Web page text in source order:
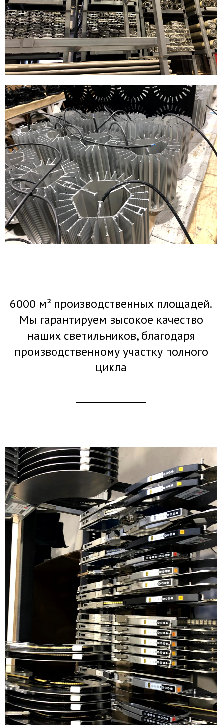
6000 м² производственных площадей.
Мы гарантируем высокое качество
наших светильников, благодаря
производственному участку полного
цикла